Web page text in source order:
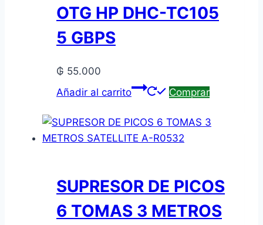
OTG HP DHC-TC105
5 GBPS
₲ 55.000
Añadir al carrito
Comprar
SUPRESOR DE PICOS
6 TOMAS 3 METROS